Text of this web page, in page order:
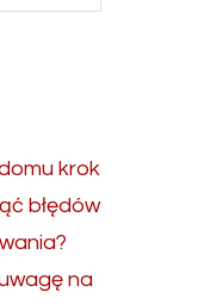
krok
błędów
na